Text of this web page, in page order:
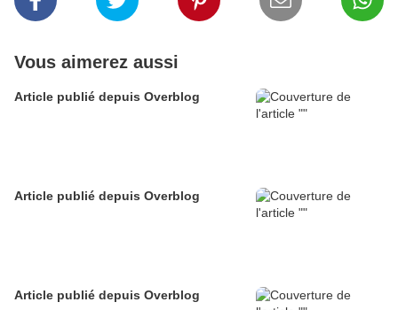
Vous aimerez aussi
Article publié depuis Overblog
Article publié depuis Overblog
Article publié depuis Overblog